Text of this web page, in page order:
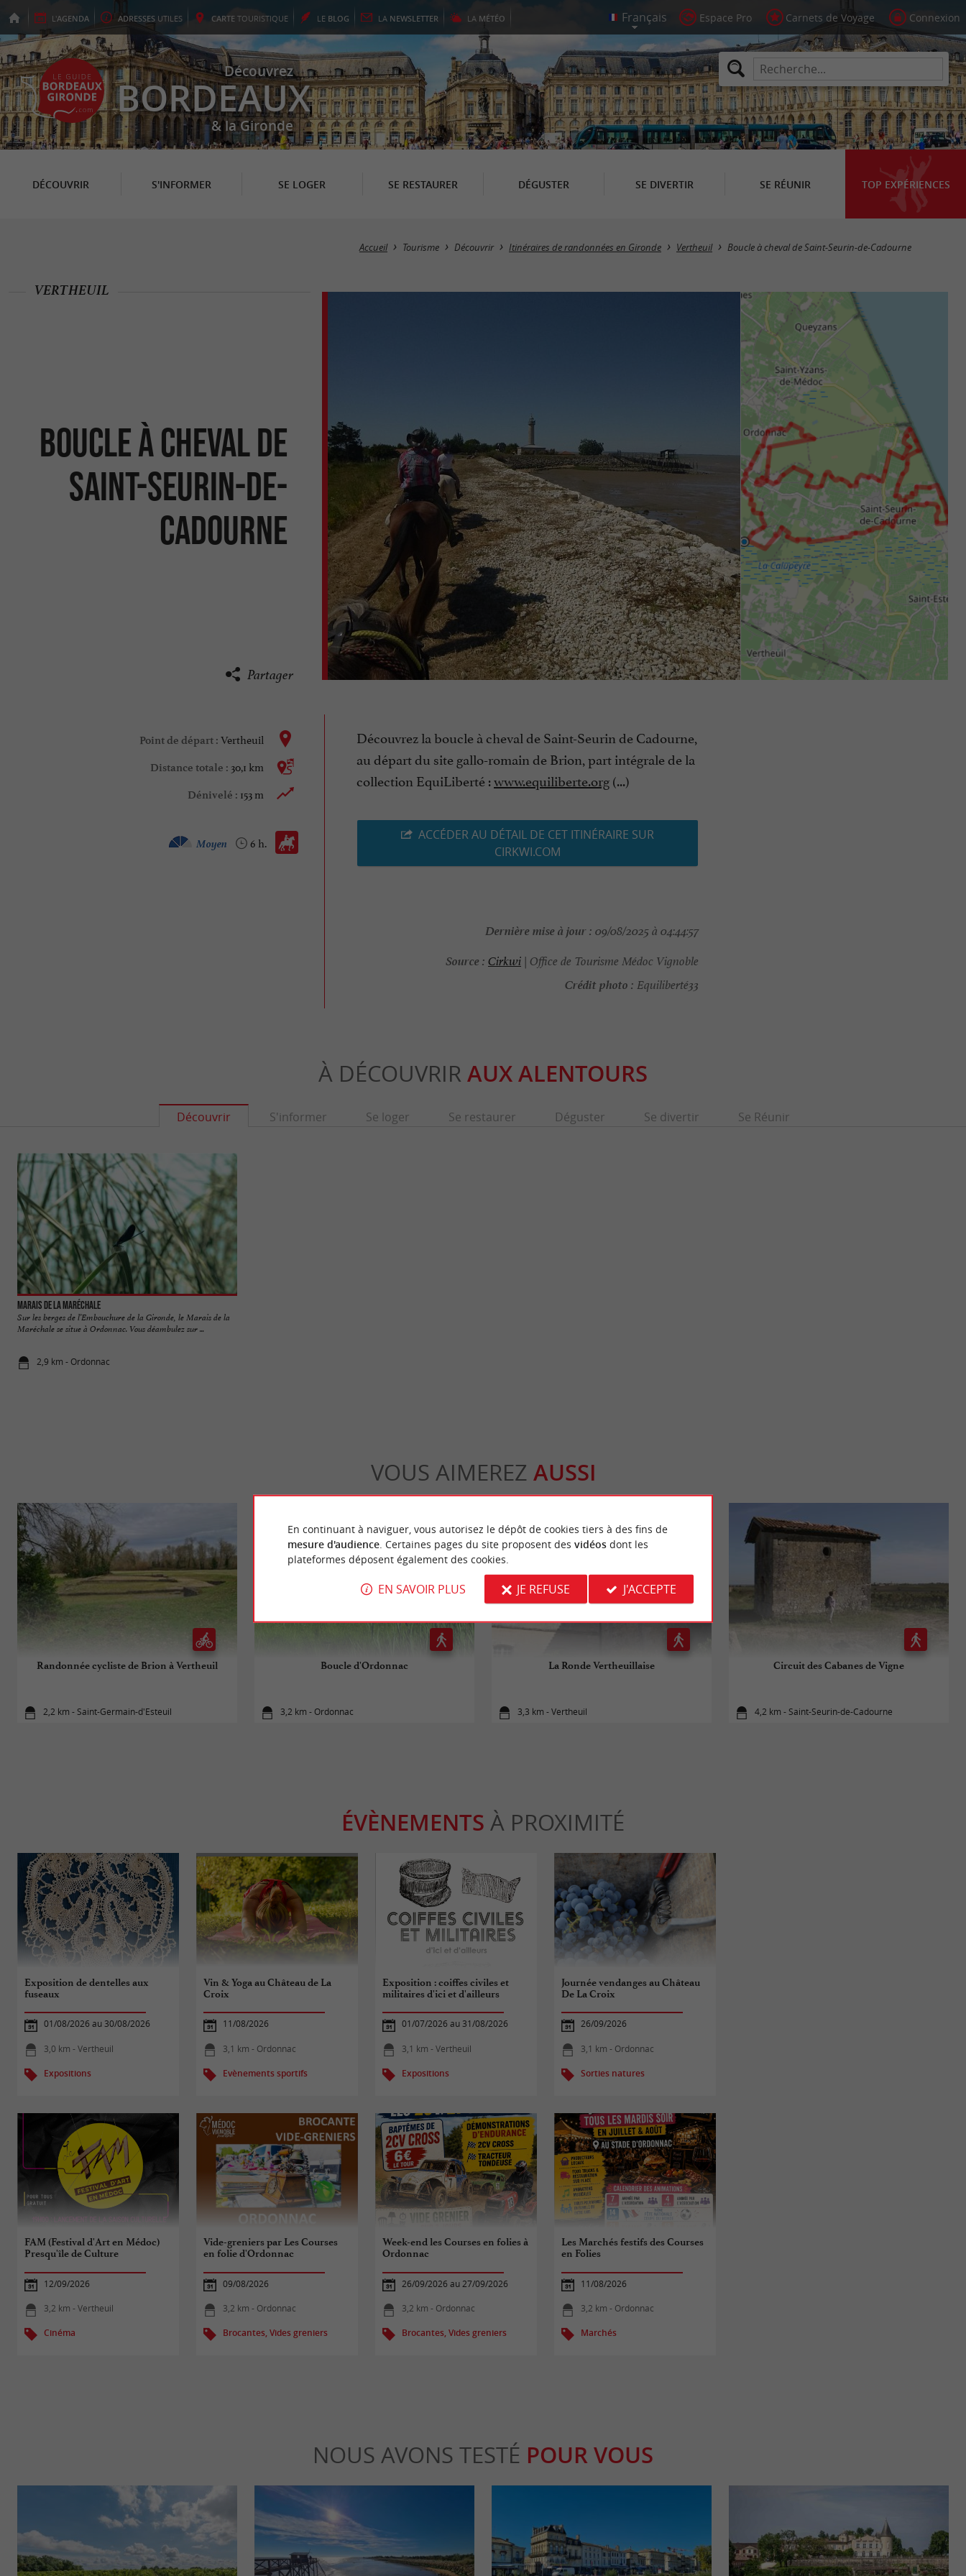
L'AGENDA ADRESSES UTILES CARTE TOURISTIQUE LE BLOG LA NEWSLETTER LA MÉTÉO Espace Pro Carnets de Voyage Connexion
Découvrez
BORDEAUX
& la Gironde
DÉCOUVRIR S'INFORMER SE LOGER SE RESTAURER DÉGUSTER SE DIVERTIR SE RÉUNIR TOP EXPÉRIENCES
Accueil Tourisme Découvrir Itinéraires de randonnées en Gironde Vertheuil Boucle à cheval de Saint-Seurin-de-Cadourne
Boucle à cheval de
Saint-Seurin-de-
Cadourne
VERTHEUIL
Partager
Point de départ : Vertheuil
Distance totale : 30,1 km
Dénivelé : 153 m
Cheval :
6 h.
Moyen
Découvrez la boucle à cheval de Saint-Seurin de Cadourne,
au départ du site gallo-romain de Brion, part intégrale de la
collection EquiLiberté :www.equiliberte.org(...)
ACCÉDER AU DÉTAIL DE CET ITINÉRAIRE SUR
CIRKWI.COM
Dernière mise à jour : 09/08/2025 à 04:44:57
Source : Cirkwi| Office de Tourisme Médoc Vignoble
Crédit photo : Equiliberté33
À DÉCOUVRIR AUX ALENTOURS
Découvrir S'informer Se loger Se restaurer Déguster Se divertir Se Réunir
Marais de la Maréchale
Sur les berges de l’Embouchure de la Gironde, le Marais de la
Maréchale se situe à Ordonnac. Vous déambulez sur ...
2,9 km - Ordonnac
VOUS AIMEREZ AUSSI
Randonnée cycliste de Brion à Vertheuil
2,2 km - Saint-Germain-d'Esteuil
Boucle d'Ordonnac
3,2 km - Ordonnac
La Ronde Vertheuillaise
3,3 km - Vertheuil
Circuit des Cabanes de Vigne
4,2 km - Saint-Seurin-de-Cadourne
ÉVÈNEMENTS À PROXIMITÉ
Exposition de dentelles aux
fuseaux
01/08/2026 au 30/08/2026
3,0 km - Vertheuil
Expositions
Vin & Yoga au Château de La
Croix
11/08/2026
3,1 km - Ordonnac
Evènements sportifs
Exposition : coiffes civiles et
militaires d'ici et d'ailleurs
01/07/2026 au 31/08/2026
3,1 km - Vertheuil
Expositions
Journée vendanges au Château
De La Croix
26/09/2026
3,1 km - Ordonnac
Sorties natures
FAM (Festival d'Art en Médoc)
Presqu'île de Culture
12/09/2026
3,2 km - Vertheuil
Cinéma
Vide-greniers par Les Courses
en folie d'Ordonnac
09/08/2026
3,2 km - Ordonnac
Brocantes, Vides greniers
Week-end les Courses en folies à
Ordonnac
26/09/2026 au 27/09/2026
3,2 km - Ordonnac
Brocantes, Vides greniers
Les Marchés festifs des Courses
en Folies
11/08/2026
3,2 km - Ordonnac
Marchés
NOUS AVONS TESTÉ POUR VOUS
En continuant à naviguer, vous autorisez le dépôt de cookies tiers à des fins de
mesure d'audience. Certaines pages du site proposent des vidéosdont les
plateformes déposent également des cookies.
EN SAVOIR PLUS JE REFUSE J'ACCEPTE